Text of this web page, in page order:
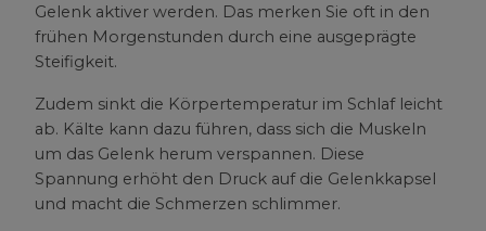
Gelenk aktiver werden. Das merken Sie oft in den
frühen Morgenstunden durch eine ausgeprägte
Steifigkeit.
Zudem sinkt die Körpertemperatur im Schlaf leicht
ab. Kälte kann dazu führen, dass sich die Muskeln
um das Gelenk herum verspannen. Diese
Spannung erhöht den Druck auf die Gelenkkapsel
und macht die Schmerzen schlimmer.